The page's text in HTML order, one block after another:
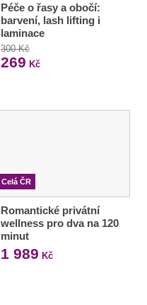
Péče o řasy a obočí:
barvení, lash lifting i
laminace
300 Kč
269 Kč
Celá ČR
Romantické privátní
wellness pro dva na 120
minut
1 989 Kč